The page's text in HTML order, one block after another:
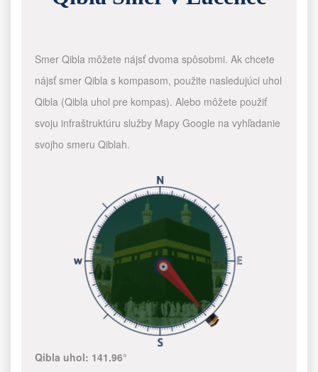
Smer Qibla môžete nájsť dvoma spôsobmi. Ak chcete
nájsť smer Qibla s kompasom, použite nasledujúci uhol
Qibla (Qibla uhol pre kompas). Alebo môžete použiť
svoju infraštruktúru služby Mapy Google na vyhľadanie
svojho smeru Qiblah.
Qibla uhol: 141.96°